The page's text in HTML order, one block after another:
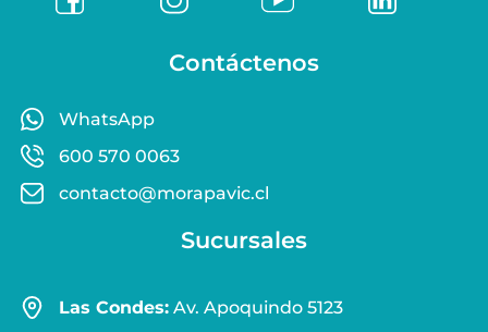
Contáctenos
WhatsApp
600 570 0063
contacto@morapavic.cl
Sucursales
Las Condes: Av. Apoquindo 5123